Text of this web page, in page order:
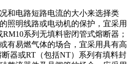
和电路短路电流的大小来选择类
照明线路或电动机的保护，宜采用
系列无填料密闭管式熔断器；
有易燃气体的场合，宜采用具有高
器或RT（包括NT）系列有填料封